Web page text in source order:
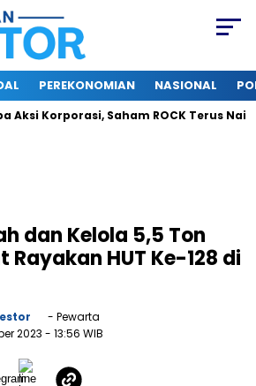
PEREKONOMIAN NASIONAL
Korporasi, Saham ROCK Terus Naik,
dan Kelola 5,5 Ton
Rayakan HUT Ke-128 di
- Pewarta
2023 - 13:56 WIB